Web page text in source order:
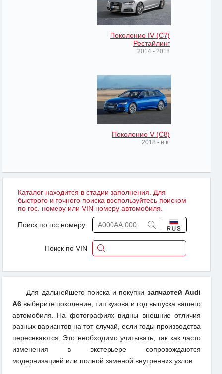
Поколение IV (C7)
Рестайлинг
2014 - 2018
Поколение V (C8)
2018 - н.в.
Каталог находится в стадии заполнения. Для
быстрого и точного поиска воспользуйтесь поиском
по гос. номеру или VIN номеру автомобиля.
Поиск по гос.номеру
Поиск по VIN
Для дальнейшего поиска и покупки запчастей Audi
A6 выберите поколение, тип кузова и год выпуска вашего
автомобиля. На фотографиях видны внешние отличия
разных вариантов на тот случай, если годы производства
пересекаются. Это необходимо учитывать, так как часто
изменения в экстерьере сопровождаются
модернизацией или полной заменой внутренних узлов.